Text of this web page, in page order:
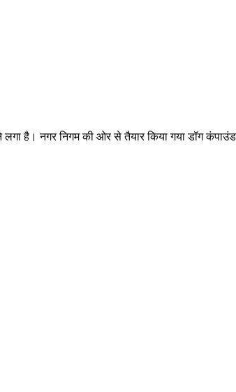
है। नगर निगम की ओर से तैयार किया गया डॉग